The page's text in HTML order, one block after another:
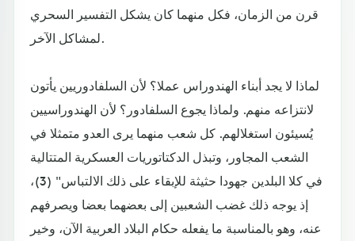
قرن من الزمان، فكل منهما كان يشكل التفسير السحري
لمشاكل الآخر.
لماذا لا يجد أبناء الهندوراس عملا؟ لأن السلفادوريين يأتون
لانتزاعه منهم. ولماذا يجوع السلفادور؟ لأن الهندوراسيين
يُسيئون استغلالهم. كل شعب منهما يرى العدو متمثلا في
الشعب المجاور، وتبذل الدكتاتوريات العسكرية المتتالية
في كلا البلدين جهودا حثيثة للإبقاء على ذلك الالتباس" (3)،
إذ يوجه ذلك غضب الشعبين إلى بعضهما بعضا ويصرفهم
عنه، وهو بالمناسبة ما يفعله حكام البلاد العربية الآن، وخير